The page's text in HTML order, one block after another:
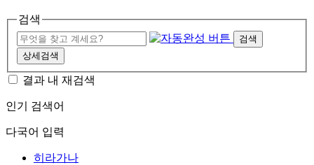
검색
검색
상세검색
결과 내 재검색
인기 검색어
다국어 입력
히라가나